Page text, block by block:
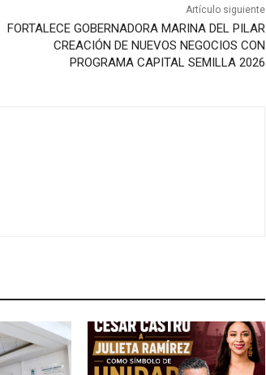
Artículo siguiente
FORTALECE GOBERNADORA MARINA DEL PILAR
CREACIÓN DE NUEVOS NEGOCIOS CON
PROGRAMA CAPITAL SEMILLA 2026